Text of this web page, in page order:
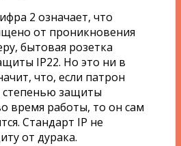
2 означает, что
от проникновения
бытовая розетка
IP22. Но это ни в
что, если патрон
степенью защиты
время работы, то он сам
Стандарт IP не
от дурака.